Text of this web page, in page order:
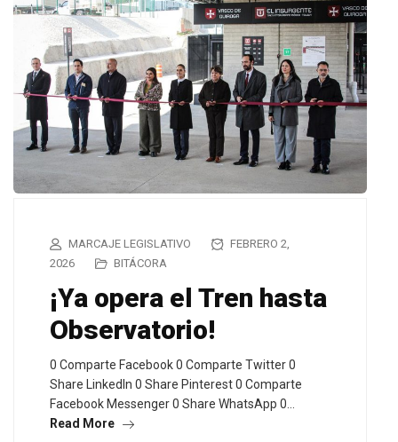
MARCAJE LEGISLATIVO
FEBRERO 2,
2026
BITÁCORA
¡Ya opera el Tren hasta
Observatorio!
0 Comparte Facebook 0 Comparte Twitter 0
Share LinkedIn 0 Share Pinterest 0 Comparte
Facebook Messenger 0 Share WhatsApp 0…
Read More